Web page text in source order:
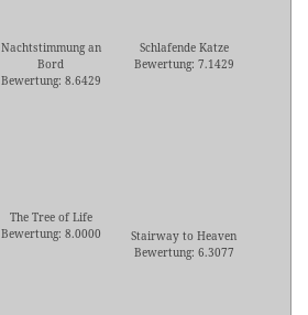
Nachtstimmung an
Bord
Bewertung: 8.6429
Schlafende Katze
Bewertung: 7.1429
The Tree of Life
Bewertung: 8.0000
Stairway to Heaven
Bewertung: 6.3077